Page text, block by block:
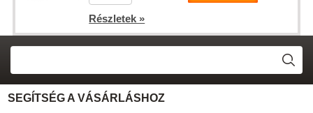
Részletek »
SEGÍTSÉG A VÁSÁRLÁSHOZ